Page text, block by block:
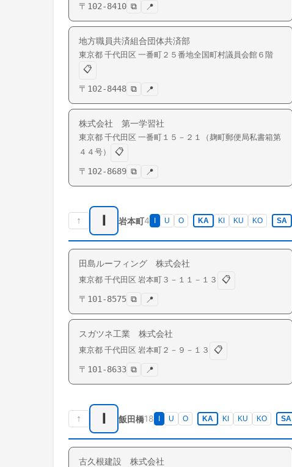
〒 102-8410 ⧉ 📍
地方職員共済組合団体共済部
東京都 千代田区 一番町 ２５番地全国町村議員会館６階
📋
〒 102-8448 ⧉ 📍
株式会社 第一学習社
東京都 千代田区 一番町 １５－２１（麹町郵便局私書箱第
４４号）
📋
〒 102-8689 ⧉ 📍
↑ I 岩本町4 U O KA KI KU KO SA
田島ルーフィング 株式会社
東京都 千代田区 岩本町 ３－１１－１３
📋
〒 101-8575 ⧉ 📍
スガツネ工業 株式会社
東京都 千代田区 岩本町 ２－９－１３
📋
〒 101-8633 ⧉ 📍
↑ I 飯田橋18 U O KA KI KU KO SA
古久根建設 株式会社